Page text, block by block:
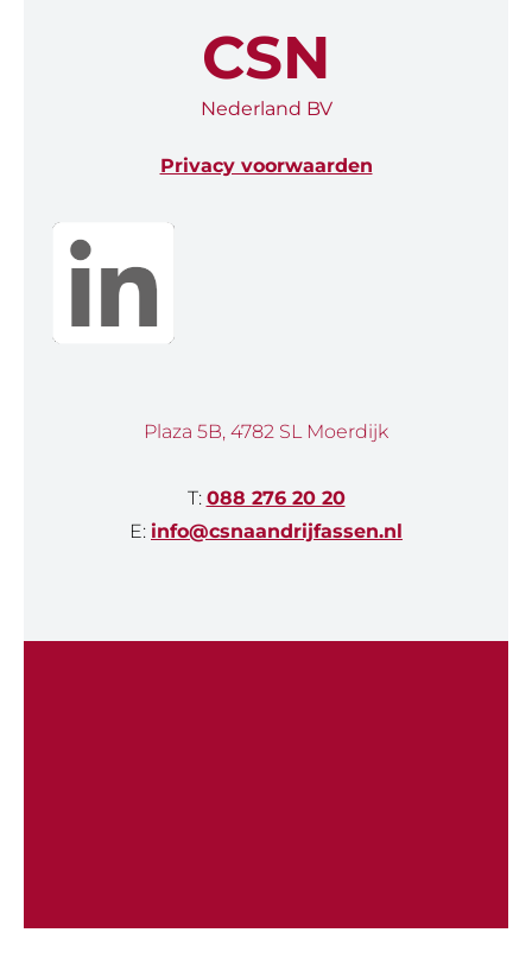
CSN
Nederland BV
Privacy voorwaarden
Plaza 5B, 4782 SL Moerdijk
T: 088 276 20 20
E: info@csnaandrijfassen.nl